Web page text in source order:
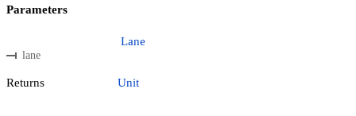
Parameters
lane
Lane
Returns Unit